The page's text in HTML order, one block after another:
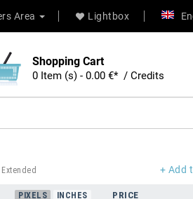
Area Lightbox
Shopping Cart
0 Item (s) - 0.00 €* / Credits
+ Add
PIXELS INCHES PRICE